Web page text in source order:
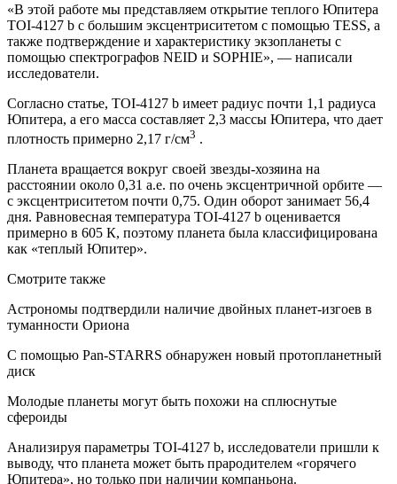
«В этой работе мы представляем открытие теплого Юпитера
TOI-4127 b с большим эксцентриситетом с помощью TESS, а
также подтверждение и характеристику экзопланеты с
помощью спектрографов NEID и SOPHIE», — написали
исследователи.
Согласно статье, TOI-4127 b имеет радиус почти 1,1 радиуса
Юпитера, а его масса составляет 2,3 массы Юпитера, что дает
плотность примерно 2,17 г/см3 .
Планета вращается вокруг своей звезды-хозяина на
расстоянии около 0,31 а.е. по очень эксцентричной орбите —
с эксцентриситетом почти 0,75. Один оборот занимает 56,4
дня. Равновесная температура TOI-4127 b оценивается
примерно в 605 К, поэтому планета была классифицирована
как «теплый Юпитер».
Смотрите также
Астрономы подтвердили наличие двойных планет-изгоев в
туманности Ориона
С помощью Pan-STARRS обнаружен новый протопланетный
диск
Молодые планеты могут быть похожи на сплюснутые
сфероиды
Анализируя параметры TOI-4127 b, исследователи пришли к
выводу, что планета может быть прародителем «горячего
Юпитера», но только при наличии компаньона.